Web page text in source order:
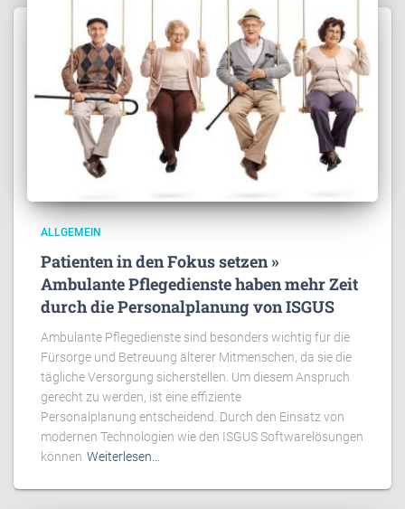
ALLGEMEIN
Patienten in den Fokus setzen »
Ambulante Pflegedienste haben mehr Zeit
durch die Personalplanung von ISGUS
Ambulante Pflegedienste sind besonders wichtig für die
Fürsorge und Betreuung älterer Mitmenschen, da sie die
tägliche Versorgung sicherstellen. Um diesem Anspruch
gerecht zu werden, ist eine effiziente
Personalplanung entscheidend. Durch den Einsatz von
modernen Technologien wie den ISGUS Softwarelösungen
können Weiterlesen…